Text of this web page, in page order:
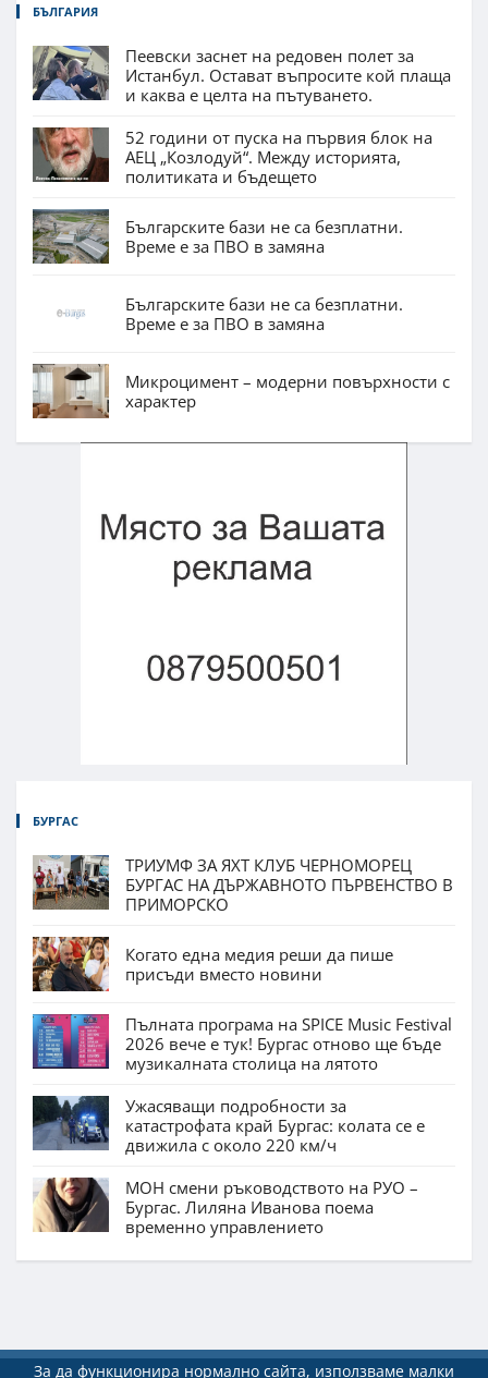
БЪЛГАРИЯ
Пеевски заснет на редовен полет за
Истанбул. Остават въпросите кой плаща
и каква е целта на пътуването.
52 години от пуска на първия блок на
АЕЦ „Козлодуй“. Между историята,
политиката и бъдещето
Българските бази не са безплатни.
Време е за ПВО в замяна
Българските бази не са безплатни.
Време е за ПВО в замяна
Микроцимент – модерни повърхности с
характер
БУРГАС
ТРИУМФ ЗА ЯХТ КЛУБ ЧЕРНОМОРЕЦ
БУРГАС НА ДЪРЖАВНОТО ПЪРВЕНСТВО В
ПРИМОРСКО
Когато една медия реши да пише
присъди вместо новини
Пълната програма на SPICE Music Festival
2026 вече е тук! Бургас отново ще бъде
музикалната столица на лятото
Ужасяващи подробности за
катастрофата край Бургас: колата се е
движила с около 220 км/ч
МОН смени ръководството на РУО –
Бургас. Лиляна Иванова поема
временно управлението
За да функционира нормално сайта, използваме малки